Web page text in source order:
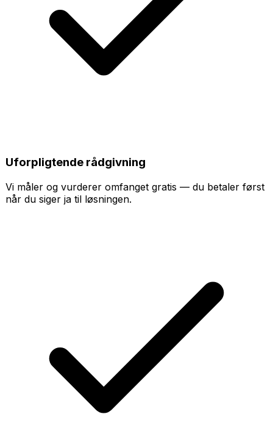
Uforpligtende rådgivning
Vi måler og vurderer omfanget gratis — du betaler først
når du siger ja til løsningen.